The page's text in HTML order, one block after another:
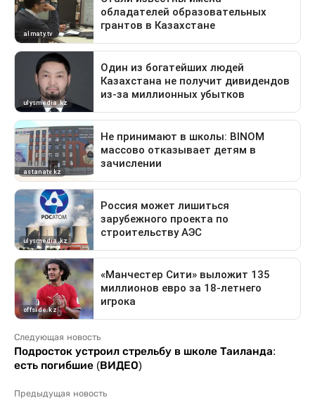
Следующая новость
Подросток устроил стрельбу в школе Таиланда:
есть погибшие (ВИДЕО)
Предыдущая новость